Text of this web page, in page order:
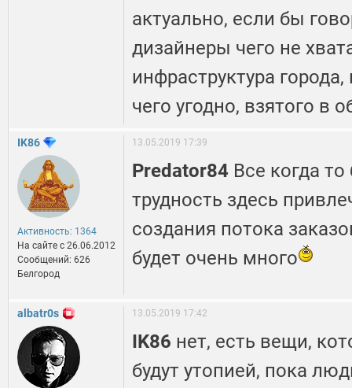
актуально, если бы
дизайнеры чего не
инфраструктура
чего угодно, взятого в
IK86
Активность: 1364
На сайте c 26.06.2012
Сообщений: 626
Белгород
13.05.2019 17:39
Predator84 Все когда
трудность здесь
создания потока
будет очень много
albatr0s 13.05.2019 17:42
IK86 нет, есть вещи,
будут утопией, пока